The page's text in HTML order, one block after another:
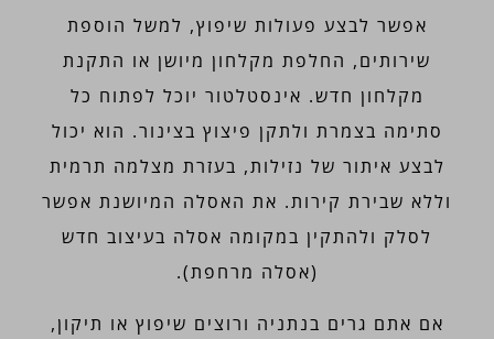
אפשר לבצע פעולות שיפוץ, למשל הוספת
שירותים, החלפת מקלחון מיושן או התקנת
מקלחון חדש. אינסטלטור יוכל לפתוח כל
סתימה בצמרת ולתקן פיצוץ בצינור. הוא יכול
לבצע איתור של נזילות, בעזרת מצלמה תרמית
וללא שבירת קירות. את האסלה המיושנת אפשר
לסלק ולהתקין במקומה אסלה בעיצוב חדש
(אסלה מרחפת).
אם אתם גרים בנתניה ורוצים שיפוץ או תיקון,